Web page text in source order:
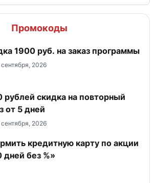
Промокоды
1900 руб. на заказ программы
2026
рублей скидка на повторный
от 5 дней
2026
кредитную карту по акции
дней без %»